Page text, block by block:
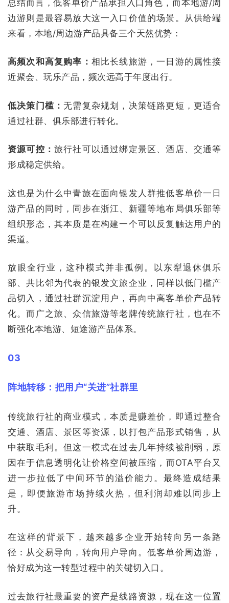
总结而言，低客单价产品承担入口角色，而本地游/周
边游则是最容易放大这一入口价值的场景。从供给端
来看，本地/周边游产品具备三个天然优势：
高频次和高复购率： 相比长线旅游，一日游的属性接
近聚会、玩乐产品，频次远高于年度出行。
低决策门槛：无需复杂规划，决策链路更短，更适合
通过社群、俱乐部进行转化。
资源可控：旅行社可以通过绑定景区、酒店、交通等
形成稳定供给。
这也是为什么中青旅在面向银发人群推低客单价一日
游产品的同时，同步在浙江、新疆等地布局俱乐部等
组织形态，其本质是在构建一个可以反复触达用户的
渠道。
放眼全行业，这种模式并非孤例。以东犁退休俱乐
部、共比邻为代表的银发文旅企业，同样以低门槛产
品切入，通过社群沉淀用户，再向中高客单价产品转
化。而广之旅、众信旅游等老牌传统旅行社，也在不
断强化本地游、短途游产品体系。
03
阵地转移：把用户“关进”社群里
传统旅行社的商业模式，本质是赚差价，即通过整合
交通、酒店、景区等资源，以打包产品形式销售，从
中获取毛利。但这一模式在过去几年持续被削弱，原
因在于信息透明化让价格空间被压缩，而OTA平台又
进一步拉低了中间环节的溢价能力。最终造成结果
是，即便旅游市场持续火热，但利润却难以同步上
升。
在这样的背景下，越来越多企业开始转向另一条路
径：从交易导向，转向用户导向。低客单价周边游，
恰好成为这一转型过程中的关键切入口。
过去旅行社最重要的资产是线路资源，现在这一位置